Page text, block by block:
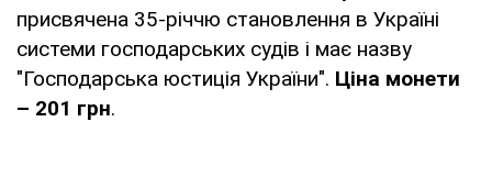
присвячена 35-річчю становлення в Україні
системи господарських судів і має назву
"Господарська юстиція України". Ціна монети
– 201 грн.